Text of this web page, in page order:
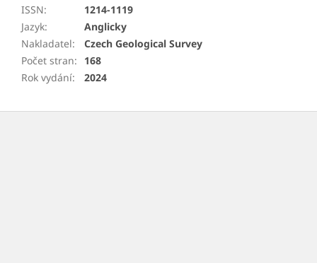
ISSN:
1214-1119
Jazyk:
Anglicky
Nakladatel:
Czech Geological Survey
Počet stran:
168
Rok vydání: 2024
Z